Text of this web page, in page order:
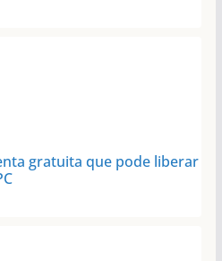
gratuita que pode liberar